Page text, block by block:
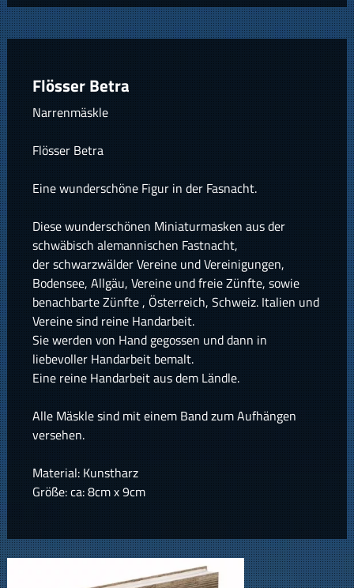
Flösser Betra
Narrenmäskle
Flösser Betra
Eine wunderschöne Figur in der Fasnacht.
Diese wunderschönen Miniaturmasken aus der
schwäbisch alemannischen Fastnacht,
der schwarzwälder Vereine und Vereinigungen,
Bodensee, Allgäu, Vereine und freie Zünfte, sowie
benachbarte Zünfte , Österreich, Schweiz. Italien und
Vereine sind reine Handarbeit.
Sie werden von Hand gegossen und dann in
liebevoller Handarbeit bemalt.
Eine reine Handarbeit aus dem Ländle.
Alle Mäskle sind mit einem Band zum Aufhängen
versehen.
Material: Kunstharz
Größe: ca: 8cm x 9cm